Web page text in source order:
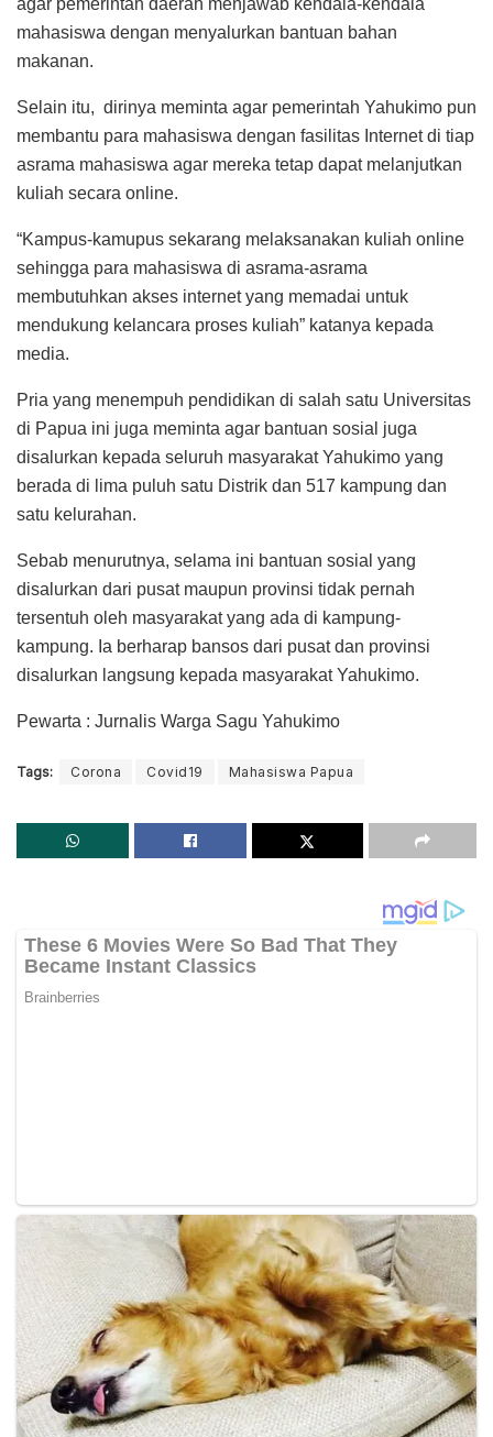
agar pemerintah daerah menjawab kendala-kendala
mahasiswa dengan menyalurkan bantuan bahan
makanan.
Selain itu, dirinya meminta agar pemerintah Yahukimo pun
membantu para mahasiswa dengan fasilitas Internet di tiap
asrama mahasiswa agar mereka tetap dapat melanjutkan
kuliah secara online.
“Kampus-kamupus sekarang melaksanakan kuliah online
sehingga para mahasiswa di asrama-asrama
membutuhkan akses internet yang memadai untuk
mendukung kelancara proses kuliah” katanya kepada
media.
Pria yang menempuh pendidikan di salah satu Universitas
di Papua ini juga meminta agar bantuan sosial juga
disalurkan kepada seluruh masyarakat Yahukimo yang
berada di lima puluh satu Distrik dan 517 kampung dan
satu kelurahan.
Sebab menurutnya, selama ini bantuan sosial yang
disalurkan dari pusat maupun provinsi tidak pernah
tersentuh oleh masyarakat yang ada di kampung-
kampung. Ia berharap bansos dari pusat dan provinsi
disalurkan langsung kepada masyarakat Yahukimo.
Pewarta : Jurnalis Warga Sagu Yahukimo
Tags: Corona Covid19 Mahasiswa Papua